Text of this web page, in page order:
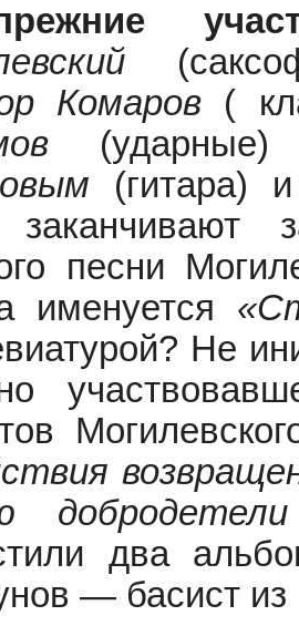
Комаров (
(гитара)
заканчивают
песни
именуется
Не
добродетели
два
— басист из